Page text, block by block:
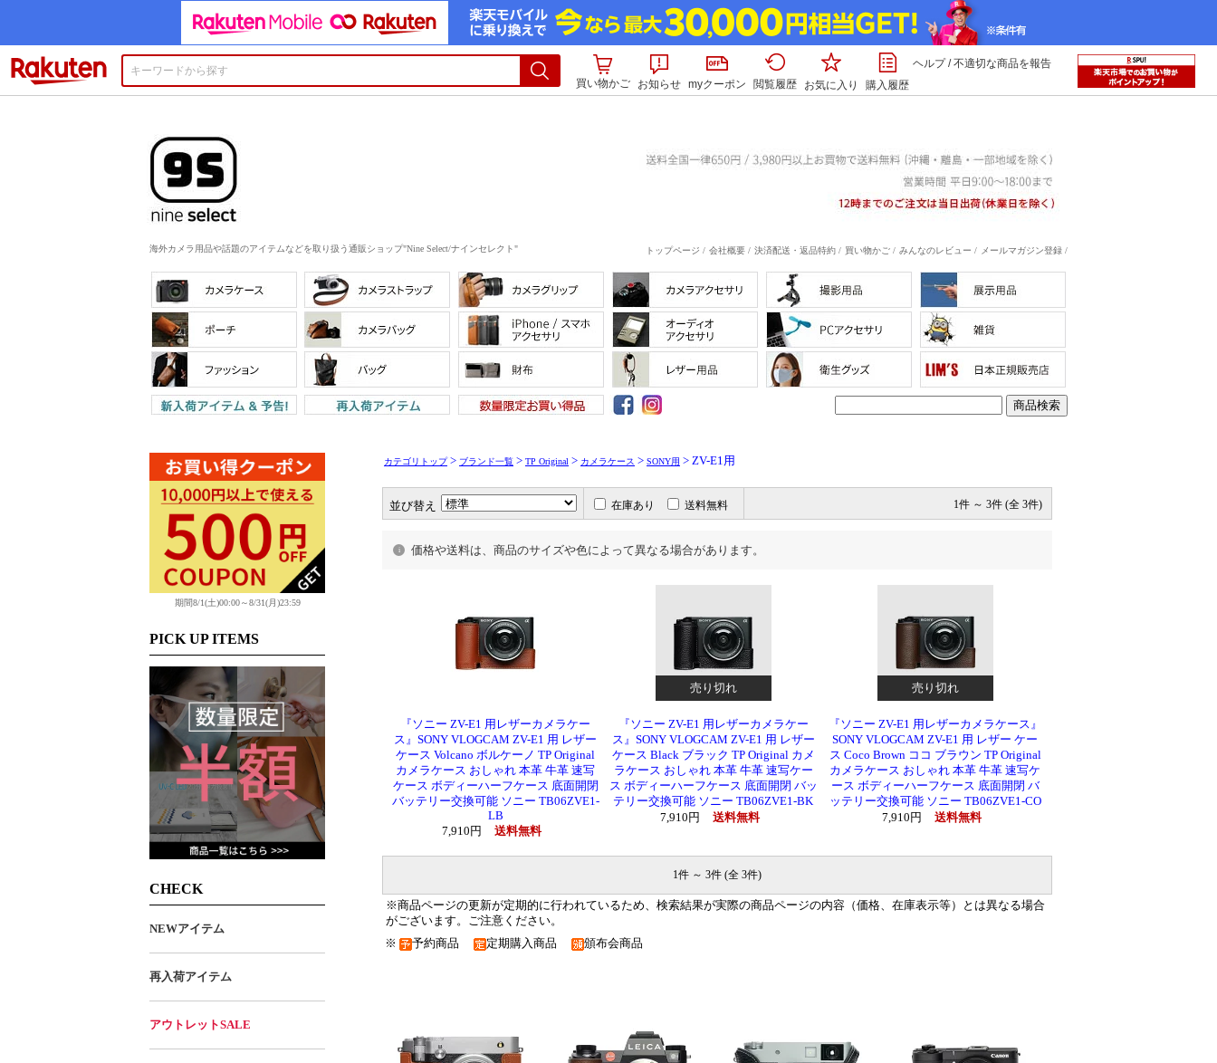
買い物かご
お知らせ myクーポン 閲覧履歴 お気に入り 購入履歴
ヘルプ/不適切な商品を報告
海外カメラ用品や話題のアイテムなどを取り扱う通販ショップ"Nine Select/ナインセレクト" トップページ / 会社概要 / 決済配送・返品特約 / 買い物かご / みんなのレビュー / メールマガジン登録 /
期間8/1(土)00:00～8/31(月)23:59
PICK UP ITEMS
CHECK
NEWアイテム
再入荷アイテム
アウトレットSALE
カテゴリトップ> ブランド一覧 > TP Original > カメラケース > SONY用 > ZV-E1用
並び替え 在庫あり 送料無料 1件 ～ 3件 (全 3件)
価格や送料は、商品のサイズや色によって異なる場合があります。
売り切れ 売り切れ
『ソニー ZV-E1 用レザーカメラケー
ス』SONY VLOGCAM ZV-E1 用 レザー
ケース Volcano ボルケーノ TP Original
カメラケース おしゃれ 本革 牛革 速写
ケース ボディーハーフケース 底面開閉
バッテリー交換可能 ソニー TB06ZVE1-
LB
7,910円
送料無料
『ソニー ZV-E1 用レザーカメラケー
ス』SONY VLOGCAM ZV-E1 用 レザー
ケース Black ブラック TP Original カメ
ラケース おしゃれ 本革 牛革 速写ケー
ス ボディーハーフケース 底面開閉 バッ
テリー交換可能 ソニー TB06ZVE1-BK
7,910円
送料無料
『ソニー ZV-E1 用レザーカメラケース』
SONY VLOGCAM ZV-E1 用 レザー ケー
ス Coco Brown ココ ブラウン TP Original
カメラケース おしゃれ 本革 牛革 速写ケ
ース ボディーハーフケース 底面開閉 バ
ッテリー交換可能 ソニー TB06ZVE1-CO
7,910円
送料無料
1件 ～ 3件 (全 3件)
※商品ページの更新が定期的に行われているため、検索結果が実際の商品ページの内容（価格、在庫表示等）とは異なる場合
がございます。ご注意ください。
※ 予約商品 定期購入商品 頒布会商品